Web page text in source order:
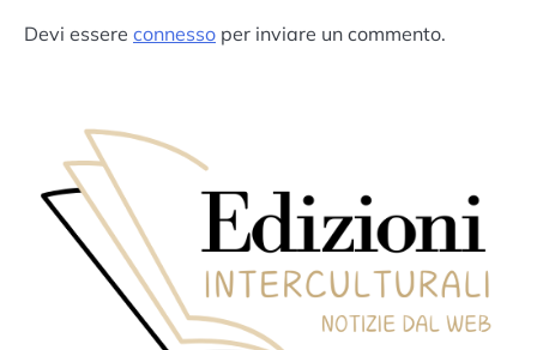
Devi essere connesso per inviare un commento.